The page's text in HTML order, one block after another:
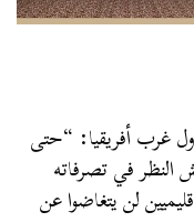
غرب أفريقيا: “حتى
النظر في تصرفاته
لن يتغاضوا عن